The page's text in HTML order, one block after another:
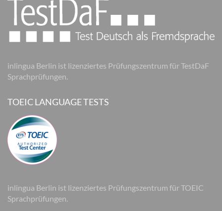
inlingua Berlin ist lizenziertes Prüfungszentrum für TestDaF
Sprachprüfungen.
TOEIC LANGUAGE TESTS
inlingua Berlin ist lizenziertes Prüfungszentrum für TOEIC
Sprachprüfungen.